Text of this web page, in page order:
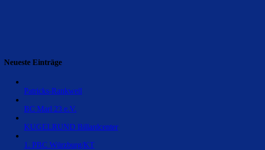
Neueste Einträge
Patricks-Rankweil
BC Marl 23 e.V.
KUGELRUND Billardcenter
1. PBC Würzburg/KT